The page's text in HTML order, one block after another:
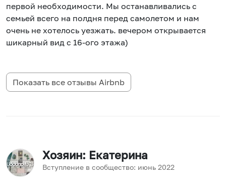
первой необходимости. Мы останавливались с
семьей всего на полдня перед самолетом и нам
очень не хотелось уезжать. вечером открывается
шикарный вид с 16-ого этажа)
Показать все отзывы Airbnb
Хозяин: Екатерина
Вступление в сообщество: июнь 2022